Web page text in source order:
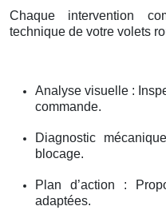
Chaque intervention
technique de votre volets
Analyse visuelle :
commande.
Diagnostic
blocage.
Plan d’action :
adaptées.